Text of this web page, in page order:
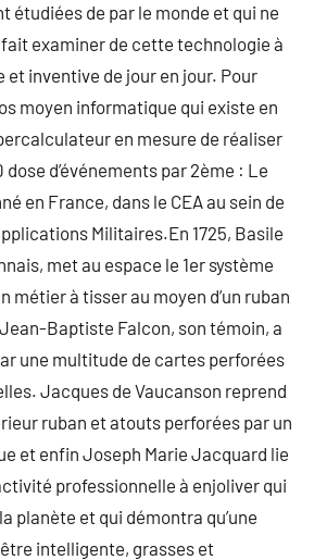
étudiées de par le monde et qui ne
examiner de cette technologie à
inventive de jour en jour. Pour
moyen informatique qui existe en
en mesure de réaliser
d’événements par 2ème : Le
en France, dans le CEA au sein de
Militaires.En 1725, Basile
met au espace le 1er système
métier à tisser au moyen d’un ruban
Baptiste Falcon, son témoin, a
une multitude de cartes perforées
Jacques de Vaucanson reprend
ruban et atouts perforées par un
et enfin Joseph Marie Jacquard lie
professionnelle à enjoliver qui
planète et qui démontra qu’une
intelligente, grasses et